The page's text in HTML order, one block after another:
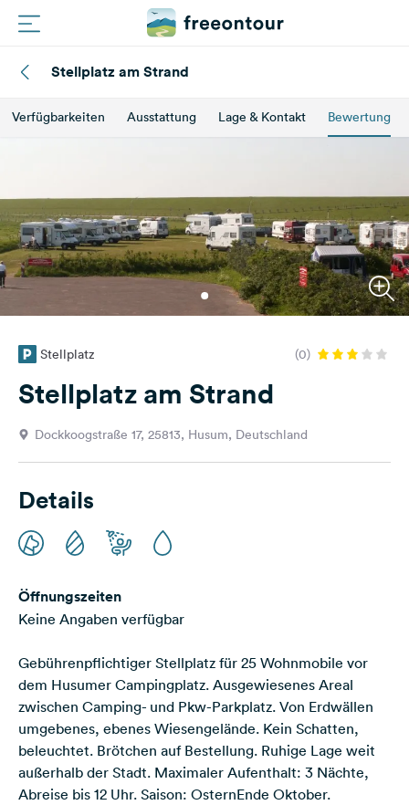
Routen
Partner
Registrieren
Fragen &
Feedback
Sprache:
Folge
uns
Social
Media
Instagram
Stellplatz am Strand
Verfügbarkeiten Ausstattung Lage & Kontakt Bewertung
Stellplatz (0)
Stellplatz am Strand
Dockkoogstraße 17, 25813, Husum, Deutschland
Details
Öffnungszeiten
Keine Angaben verfügbar
Gebührenpflichtiger Stellplatz für 25 Wohnmobile vor
dem Husumer Campingplatz. Ausgewiesenes Areal
zwischen Camping- und Pkw-Parkplatz. Von Erdwällen
umgebenes, ebenes Wiesengelände. Kein Schatten,
beleuchtet. Brötchen auf Bestellung. Ruhige Lage weit
außerhalb der Stadt. Maximaler Aufenthalt: 3 Nächte,
Abreise bis 12 Uhr. Saison: OsternEnde Oktober.